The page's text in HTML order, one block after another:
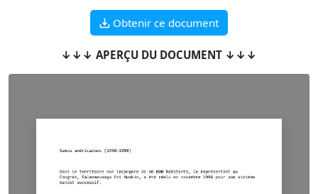
Obtenir ce document
↓↓↓ APERÇU DU DOCUMENT ↓↓↓